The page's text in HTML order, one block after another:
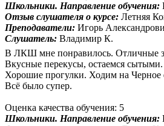
Школьники. Направление обучения:
Отзыв слушателя о курсе: Летняя
Преподаватели: Игорь
Слушатель: Владимир К.
В ЛКШ мне понравилось. Отличные
Вкусные перекусы, остаемся сытыми.
Хорошие прогулки. Ходим на Черное
Всё было супер.
Оценка качества обучения: 5
Школьники. Направление обучения: